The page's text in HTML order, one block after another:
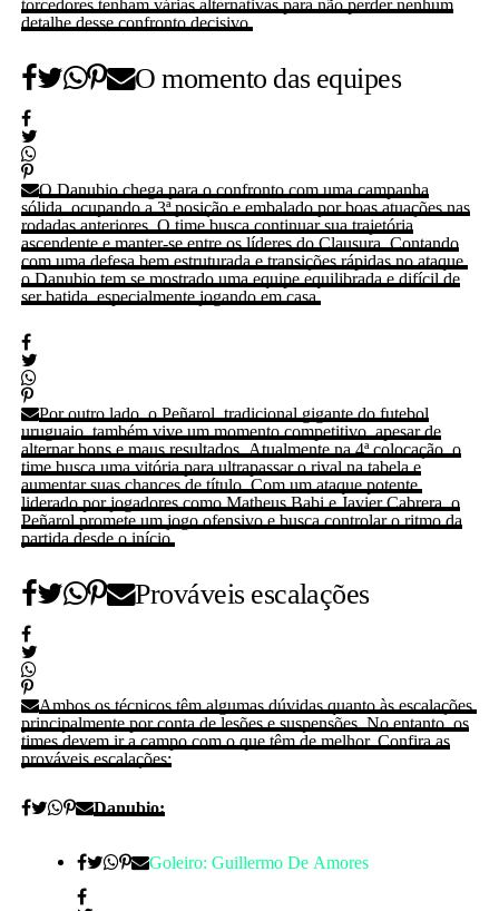
torcedores tenham várias alternativas para não perder nenhum
detalhe desse confronto decisivo.
O momento das equipes
O Danubio chega para o confronto com uma campanha
sólida, ocupando a 3ª posição e embalado por boas atuações nas
rodadas anteriores. O time busca continuar sua trajetória
ascendente e manter-se entre os líderes do Clausura. Contando
com uma defesa bem estruturada e transições rápidas no ataque,
o Danubio tem se mostrado uma equipe equilibrada e difícil de
ser batida, especialmente jogando em casa.
Por outro lado, o Peñarol, tradicional gigante do futebol
uruguaio, também vive um momento competitivo, apesar de
alternar bons e maus resultados. Atualmente na 4ª colocação, o
time busca uma vitória para ultrapassar o rival na tabela e
aumentar suas chances de título. Com um ataque potente,
liderado por jogadores como Matheus Babi e Javier Cabrera, o
Peñarol promete um jogo ofensivo e busca controlar o ritmo da
partida desde o início.
Prováveis escalações
Ambos os técnicos têm algumas dúvidas quanto às escalações,
principalmente por conta de lesões e suspensões. No entanto, os
times devem ir a campo com o que têm de melhor. Confira as
prováveis escalações:
Danubio:
Goleiro: Guillermo De Amores